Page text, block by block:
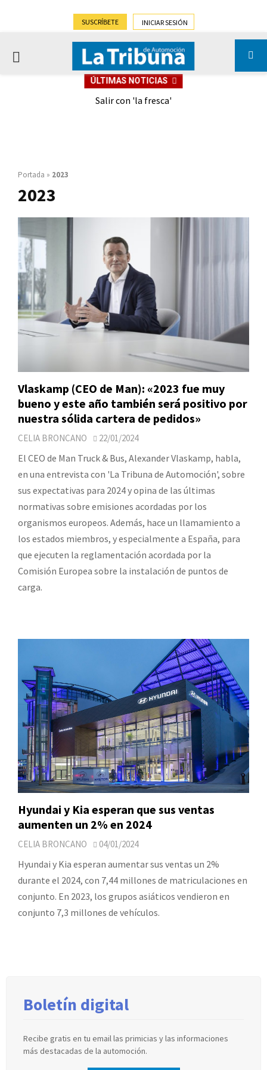
SUSCRÍBETE INICIAR SESIÓN
PRIMARY
ÚLTIMAS NOTICIAS
Salir con 'la fresca'
Portada » 2023
2023
Vlaskamp (CEO de Man): «2023 fue muy
bueno y este año también será positivo por
nuestra sólida cartera de pedidos»
CELIA BRONCANO 22/01/2024
El CEO de Man Truck & Bus, Alexander Vlaskamp, habla,
en una entrevista con 'La Tribuna de Automoción', sobre
sus expectativas para 2024 y opina de las últimas
normativas sobre emisiones acordadas por los
organismos europeos. Además, hace un llamamiento a
los estados miembros, y especialmente a España, para
que ejecuten la reglamentación acordada por la
Comisión Europea sobre la instalación de puntos de
carga.
Hyundai y Kia esperan que sus ventas
aumenten un 2% en 2024
CELIA BRONCANO 04/01/2024
Hyundai y Kia esperan aumentar sus ventas un 2%
durante el 2024, con 7,44 millones de matriculaciones en
conjunto. En 2023, los grupos asiáticos vendieron en
conjunto 7,3 millones de vehículos.
Boletín digital
Recibe gratis en tu email las primicias y las informaciones
más destacadas de la automoción.